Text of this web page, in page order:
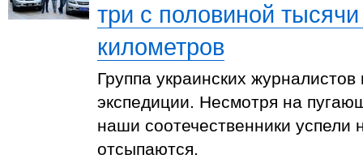
три с половиной
километров
Группа украинских журналистов
экспедиции. Несмотря на
наши соотечественники успели
отсыпаются.